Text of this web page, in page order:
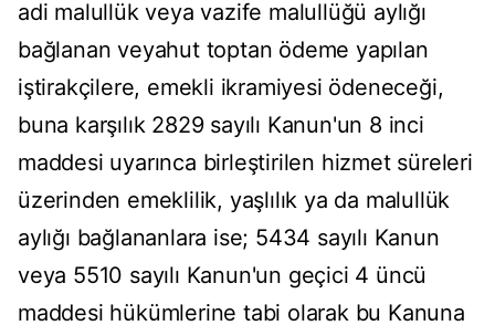
adi malullük veya vazife malullüğü aylığı
bağlanan veyahut toptan ödeme yapılan
iştirakçilere, emekli ikramiyesi ödeneceği,
buna karşılık 2829 sayılı Kanun'un 8 inci
maddesi uyarınca birleştirilen hizmet süreleri
üzerinden emeklilik, yaşlılık ya da malullük
aylığı bağlananlara ise; 5434 sayılı Kanun
veya 5510 sayılı Kanun'un geçici 4 üncü
maddesi hükümlerine tabi olarak bu Kanuna